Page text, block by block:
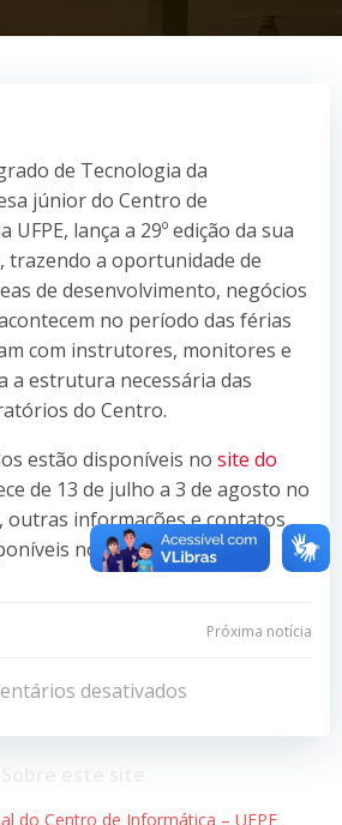
de Tecnologia da
júnior do Centro de
UFPE, lança a 29º edição da sua
trazendo a oportunidade de
de desenvolvimento, negócios
no período das férias
com instrutores, monitores e
a estrutura necessária das
do Centro.
estão disponíveis no site do
de 13 de julho a 3 de agosto no
outras informações e contatos
no site.
Navegação
de
Post
Próxima notícia
desativados
do Centro de Informática – UFPE